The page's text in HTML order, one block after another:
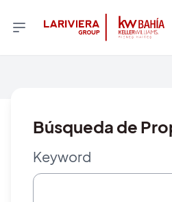
Búsqueda de
Keyword